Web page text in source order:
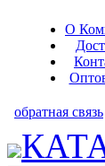
О
обратная связь